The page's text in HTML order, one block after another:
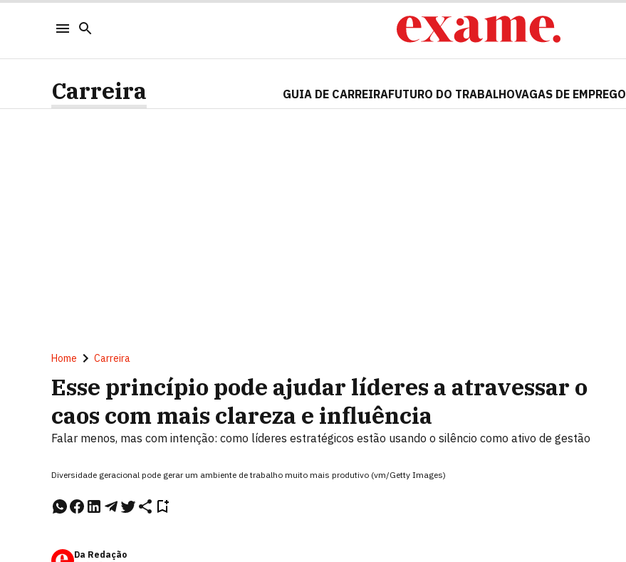
Carreira GUIA DE CARREIRAFUTURO DO TRABALHOVAGAS DE EMPREGO
Home Carreira
Esse princípio pode ajudar líderes a atravessar o
caos com mais clareza e influência
Falar menos, mas com intenção: como líderes estratégicos estão usando o silêncio como ativo de gestão
Diversidade geracional pode gerar um ambiente de trabalho muito mais produtivo (vm/Getty Images)
Da Redação